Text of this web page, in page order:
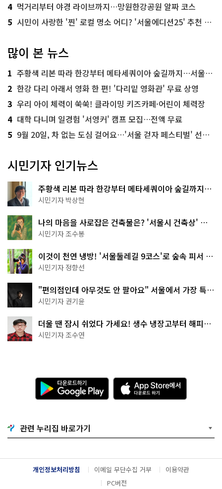
4 먹거리부터 야경 라이브까지…망원한강공원 알짜 코스
5 시민이 사랑한 '찐' 로컬 명소 어디? '서울에디션25' 추천 코스
많이 본 뉴스
1 주황색 리본 따라 한강부터 메타세쿼이아 숲길까지…서울둘레길 15코스
2 한강 다리 아래서 영화 한 편! '다리밑 영화관' 무료 상영
3 우리 아이 체력이 쑥쑥! 클라이밍 키즈카페·어린이 체력장
4 대학 다니며 일경험 '서영커' 캠프 모집…전액 무료
5 9월 20일, 차 없는 도심 걸어요…'서울 걷자 페스티벌' 선착순 5천명
시민기자 인기뉴스
주황색 리본 따라 한강부터 메타세쿼이아 숲길까지…
서울둘레길 15코스
시민기자 박상현
나의 마음을 사로잡은 건축물은? '서울시 건축상' 수
상작 공개!
시민기자 조수봉
이것이 천연 냉방! '서울둘레길 9코스'로 숲속 피서 떠
나볼까
시민기자 정향선
"편의점인데 아무것도 안 팔아요" 서울에서 가장 특별
한 편의점의 정체
시민기자 권기윤
더울 땐 잠시 쉬었다 가세요! 생수 냉장고부터 해피소
·무더위쉼터까지
시민기자 조수연
다
운
로
기
G
o
g
l
e
A
p
p
e
서
다
운
관련 누리집 바로가기
개인정보처리방침 이메일 무단수집 거부
이용약관
PC버전